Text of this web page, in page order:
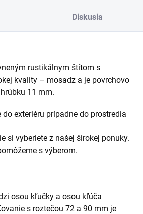
Diskusia
rustikálnym štítom s
kvality – mosadz a je povrchovo
11 mm.
exteriéru prípadne do prostredia
si vyberiete z našej širokej ponuky.
s výberom.
osou kľučky a osou kľúča
s roztečou 72 a 90 mm je